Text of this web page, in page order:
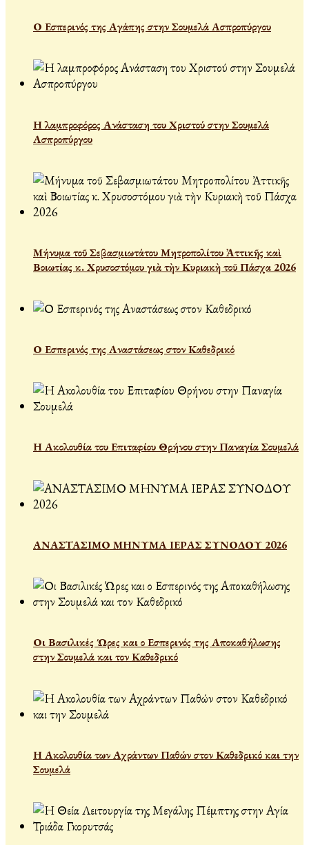
Ο Εσπερινός της Αγάπης στην Σουμελά Ασπροπύργου
Η λαμπροφόρος Ανάσταση του Χριστού στην Σουμελά
Ασπροπύργου
Μήνυμα τοῦ Σεβασμιωτάτου Μητροπολίτου Ἀττικῆς καὶ
Βοιωτίας κ. Χρυσοστόμου γιὰ τὴν Κυριακὴ τοῦ Πάσχα 2026
Ο Εσπερινός της Αναστάσεως στον Καθεδρικό
Η Ακολουθία του Επιταφίου Θρήνου στην Παναγία Σουμελά
ΑΝΑΣΤΑΣΙΜΟ ΜΗΝΥΜΑ ΙΕΡΑΣ ΣΥΝΟΔΟΥ 2026
Οι Βασιλικές Ώρες και ο Εσπερινός της Αποκαθήλωσης
στην Σουμελά και τον Καθεδρικό
Η Ακολουθία των Αχράντων Παθών στον Καθεδρικό και την
Σουμελά